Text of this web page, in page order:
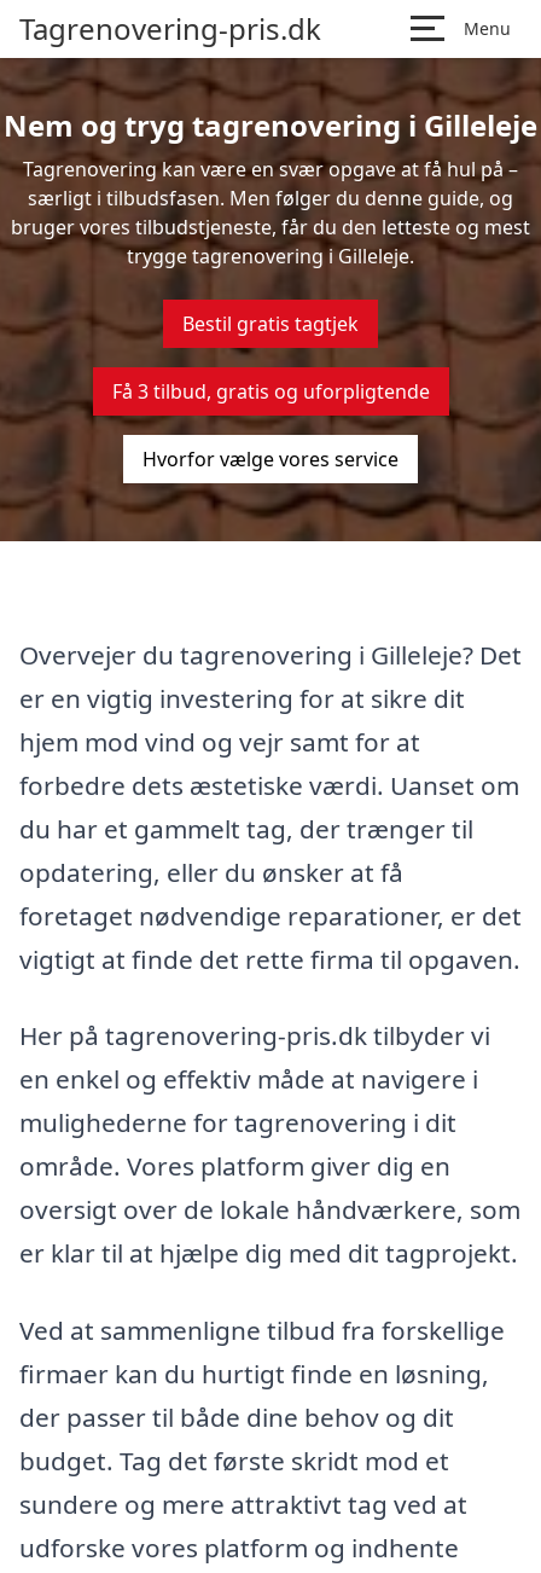
Tagrenovering-pris.dk Menu
Nem og tryg tagrenovering i Gilleleje
Tagrenovering kan være en svær opgave at få hul på –
særligt i tilbudsfasen. Men følger du denne guide, og
bruger vores tilbudstjeneste, får du den letteste og mest
trygge tagrenovering i Gilleleje.
Bestil gratis tagtjek
Få 3 tilbud, gratis og uforpligtende
Hvorfor vælge vores service
Overvejer du tagrenovering i Gilleleje? Det
er en vigtig investering for at sikre dit
hjem mod vind og vejr samt for at
forbedre dets æstetiske værdi. Uanset om
du har et gammelt tag, der trænger til
opdatering, eller du ønsker at få
foretaget nødvendige reparationer, er det
vigtigt at finde det rette firma til opgaven.
Her på tagrenovering-pris.dk tilbyder vi
en enkel og effektiv måde at navigere i
mulighederne for tagrenovering i dit
område. Vores platform giver dig en
oversigt over de lokale håndværkere, som
er klar til at hjælpe dig med dit tagprojekt.
Ved at sammenligne tilbud fra forskellige
firmaer kan du hurtigt finde en løsning,
der passer til både dine behov og dit
budget. Tag det første skridt mod et
sundere og mere attraktivt tag ved at
udforske vores platform og indhente